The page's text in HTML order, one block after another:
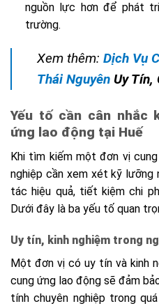
nguồn lực hơn để phát
trường.
Xem thêm: Dịch Vụ
Thái Nguyên Uy Tín,
Yếu tố cần cân nhắc
ứng lao động tại Huế
Khi tìm kiếm một đơn vị
nghiệp cần xem xét kỹ lưỡng
tác hiệu quả, tiết kiệm chi
Dưới đây là ba yếu tố quan
Uy tín, kinh nghiệm trong
Một đơn vị có uy tín và kinh
cung ứng lao động sẽ đảm
tính chuyên nghiệp trong